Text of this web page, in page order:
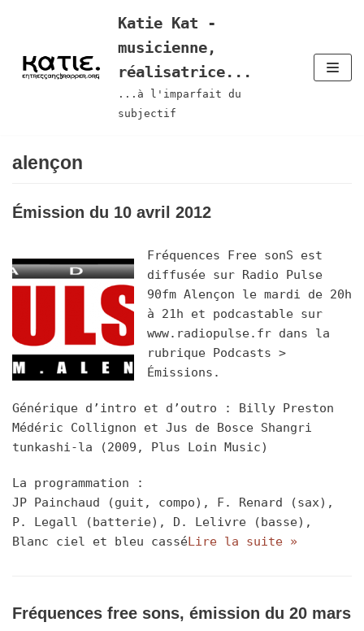
contenu
Katie Kat -
musicienne,
réalisatrice...
...à l'imparfait du
subjectif
alençon
Émission du 10 avril 2012
Fréquences Free sonS est
diffusée sur Radio Pulse
90fm Alençon le mardi de 20h
à 21h et podcastable sur
www.radiopulse.fr dans la
rubrique Podcasts >
Émissions.
Générique d’intro et d’outro : Billy Preston
Médéric Collignon et Jus de Bosce Shangri
tunkashi-la (2009, Plus Loin Music)
La programmation :
JP Painchaud (guit, compo), F. Renard (sax),
P. Legall (batterie), D. Lelivre (basse),
Blanc ciel et bleu casséLire la suite »
Fréquences free sons, émission du 20 mars